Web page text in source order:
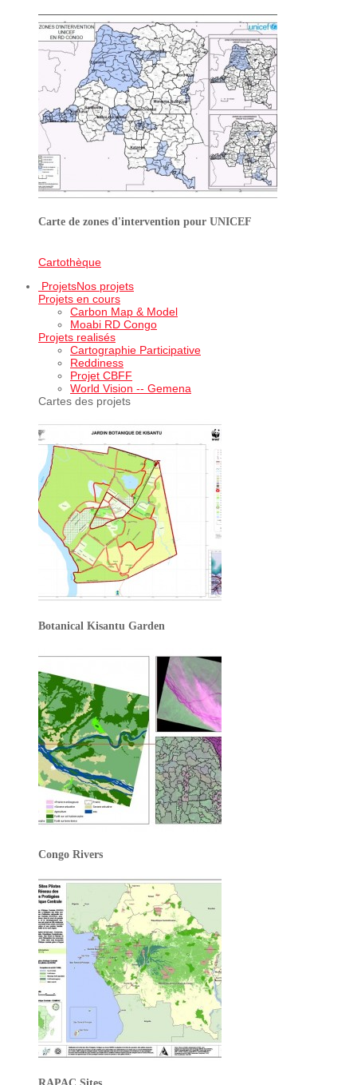
Carte de zones d'intervention pour UNICEF
Cartothèque
ProjetsNos projets
Projets en cours
Carbon Map & Model
Moabi RD Congo
Projets realisés
Cartographie Participative
Reddiness
Projet CBFF
World Vision -- Gemena
Cartes des projets
Botanical Kisantu Garden
Congo Rivers